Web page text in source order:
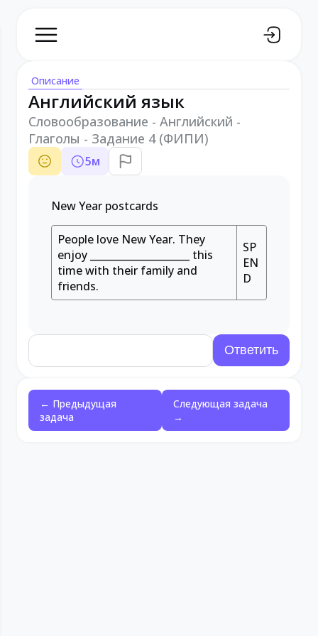
Описание
Английский язык
Словообразование - Английский -
Глаголы - Задание 4 (ФИПИ)
5м
New Year postcards
People love New Year. They
enjoy
this
time with their family and
friends.
SP
EN
D
← Предыдущая
задача
Следующая задача
→